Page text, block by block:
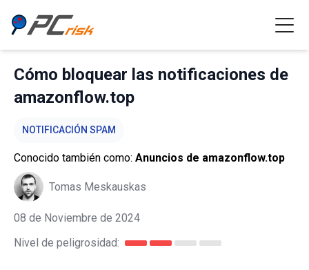
Cómo bloquear las notificaciones de
amazonflow.top
NOTIFICACIÓN SPAM
Conocido también como: Anuncios de amazonflow.top
Tomas Meskauskas
08 de Noviembre de 2024
Nivel de peligrosidad: